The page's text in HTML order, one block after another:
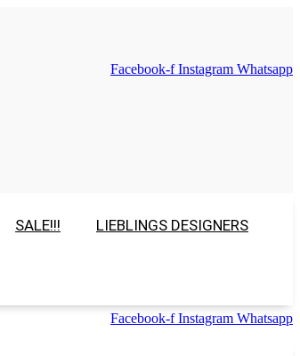
Facebook-f Instagram Whatsapp
SALE!!! LIEBLINGS DESIGNERS
Facebook-f Instagram Whatsapp